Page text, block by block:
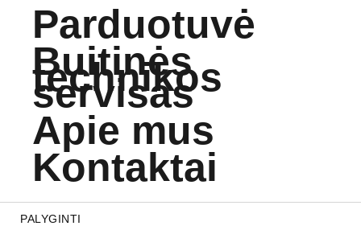
Parduotuvė
Buitinės
technikos
servisas
Apie mus
Kontaktai
PALYGINTI